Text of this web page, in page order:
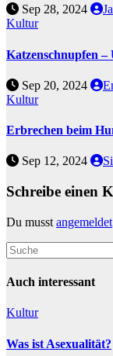
Sep 28, 2024
Kultur
Katzenschnupfen –
Sep 20, 2024
Kultur
Erbrechen beim
Sep 12, 2024
Schreibe einen
Du musst angemeldet
Auch interessant
Kultur
Was ist Asexualität?